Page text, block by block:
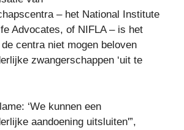
– het National Institute
Advocates, of NIFLA – is het
centra niet mogen beloven
zwangerschappen ‘uit te
‘We kunnen een
aandoening uitsluiten'”,